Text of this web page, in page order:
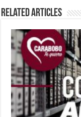
Related Articles